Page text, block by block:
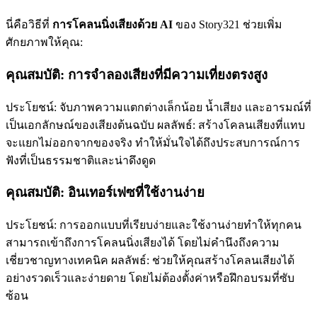
นี่คือวิธีที่ การโคลนนิ่งเสียงด้วย AI ของ Story321 ช่วยเพิ่ม
ศักยภาพให้คุณ:
คุณสมบัติ: การจำลองเสียงที่มีความเที่ยงตรงสูง
ประโยชน์: จับภาพความแตกต่างเล็กน้อย น้ำเสียง และอารมณ์ที่
เป็นเอกลักษณ์ของเสียงต้นฉบับ ผลลัพธ์: สร้างโคลนเสียงที่แทบ
จะแยกไม่ออกจากของจริง ทำให้มั่นใจได้ถึงประสบการณ์การ
ฟังที่เป็นธรรมชาติและน่าดึงดูด
คุณสมบัติ: อินเทอร์เฟซที่ใช้งานง่าย
ประโยชน์: การออกแบบที่เรียบง่ายและใช้งานง่ายทำให้ทุกคน
สามารถเข้าถึงการโคลนนิ่งเสียงได้ โดยไม่คำนึงถึงความ
เชี่ยวชาญทางเทคนิค ผลลัพธ์: ช่วยให้คุณสร้างโคลนเสียงได้
อย่างรวดเร็วและง่ายดาย โดยไม่ต้องตั้งค่าหรือฝึกอบรมที่ซับ
ซ้อน